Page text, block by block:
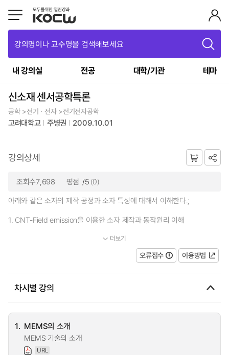
강의명이나 교수명을 검색해보세요
내 강의실 전공 대학/기관 테마
신소재 센서공학특론
공학 >전기ㆍ전자 >전기전자공학
고려대학교 주병권 2009.10.01
강의상세
조회수7,698 평점 /5 (0)
아래와 같은 소자의 제작 공정과 소자 특성에 대해서 이해한다.;
1. CNT-Field emission을 이용한 소자 제작과 동작원리 이해
더보기
오류접수 이용방법
차시별 강의
1. MEMS의 소개
MEMS 기술의 소개
URL